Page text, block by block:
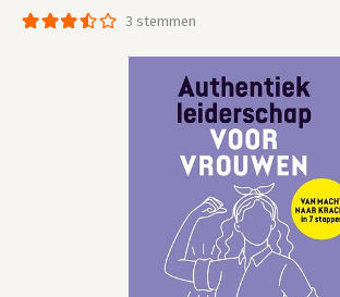
3 stemmen